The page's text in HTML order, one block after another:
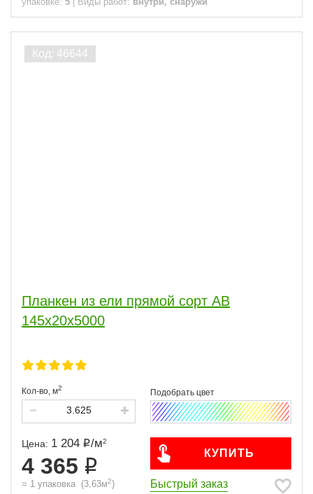
Планкен из ели прямой сорт АВ
145x20x5000
Кол-во, м2
Цена: 1 204 /м2
4 365
= 1 упаковка (3,63м2)
КУПИТЬ
Быстрый заказ